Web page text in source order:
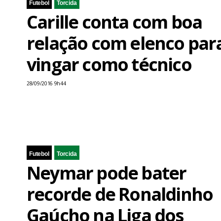
Futebol Torcida
Carille conta com boa
relação com elenco
vingar como técnico
28/09/2016 9h44
Futebol Torcida
Neymar pode bater
recorde de Ronaldinho
Gaúcho na Liga dos